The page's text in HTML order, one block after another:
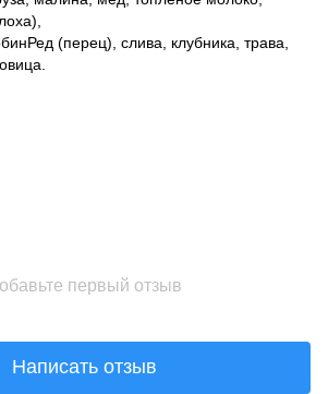
(перец), слива, клубника, трава,
первый отзыв
Написать отзыв